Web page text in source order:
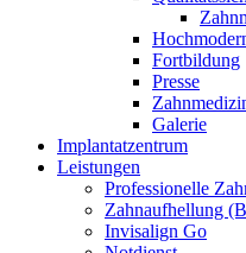
Fortbildung
Presse
Galerie
Implantatzentrum
Leistungen
Professionelle
Zahnaufhellung
Invisalign Go